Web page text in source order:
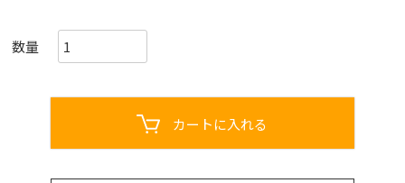
カートに入れる